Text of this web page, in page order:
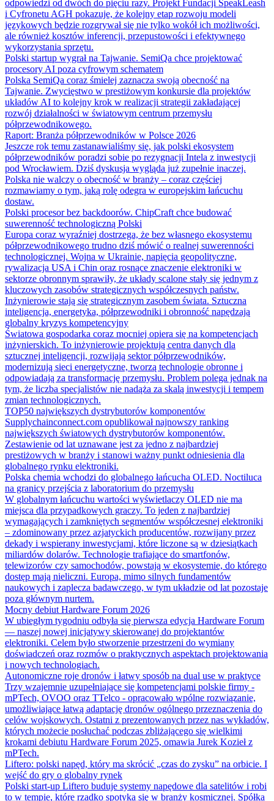
odpowiedzi od dwóch do pięciu razy. Projekt Fundacji SpeakLeash
i Cyfronetu AGH pokazuje, że kolejny etap rozwoju modeli
językowych będzie rozgrywał się nie tylko wokół ich możliwości,
ale również kosztów inferencji, przepustowości i efektywnego
wykorzystania sprzętu.
Polski startup wygrał na Tajwanie. SemiQa chce projektować
procesory AI poza cyfrowym schematem
Polska SemiQa coraz śmielej zaznacza swoją obecność na
Tajwanie. Zwycięstwo w prestiżowym konkursie dla projektów
układów AI to kolejny krok w realizacji strategii zakładającej
rozwój działalności w światowym centrum przemysłu
półprzewodnikowego.
Raport: Branża półprzewodników w Polsce 2026
Jeszcze rok temu zastanawialiśmy się, jak polski ekosystem
półprzewodników poradzi sobie po rezygnacji Intela z inwestycji
pod Wrocławiem. Dziś dyskusja wygląda już zupełnie inaczej.
Polska nie walczy o obecność w branży – coraz częściej
rozmawiamy o tym, jaką rolę odegra w europejskim łańcuchu
dostaw.
Polski procesor bez backdoorów. ChipCraft chce budować
suwerenność technologiczną Polski
Europa coraz wyraźniej dostrzega, że bez własnego ekosystemu
półprzewodnikowego trudno dziś mówić o realnej suwerenności
technologicznej. Wojna w Ukrainie, napięcia geopolityczne,
rywalizacja USA i Chin oraz rosnące znaczenie elektroniki w
sektorze obronnym sprawiły, że układy scalone stały się jednym z
kluczowych zasobów strategicznych współczesnych państw.
Inżynierowie stają się strategicznym zasobem świata. Sztuczna
inteligencja, energetyka, półprzewodniki i obronność napędzają
globalny kryzys kompetencyjny
Światowa gospodarka coraz mocniej opiera się na kompetencjach
inżynierskich. To inżynierowie projektują centra danych dla
sztucznej inteligencji, rozwijają sektor półprzewodników,
modernizują sieci energetyczne, tworzą technologie obronne i
odpowiadają za transformację przemysłu. Problem polega jednak na
tym, że liczba specjalistów nie nadąża za skalą inwestycji i tempem
zmian technologicznych.
TOP50 największych dystrybutorów komponentów
Supplychainconnect.com opublikował najnowszy ranking
największych światowych dystrybutorów komponentów.
Zestawienie od lat uznawane jest za jedno z najbardziej
prestiżowych w branży i stanowi ważny punkt odniesienia dla
globalnego rynku elektroniki.
Polska chemia wchodzi do globalnego łańcucha OLED. Noctiluca
na granicy przejścia z laboratorium do przemysłu
W globalnym łańcuchu wartości wyświetlaczy OLED nie ma
miejsca dla przypadkowych graczy. To jeden z najbardziej
wymagających i zamkniętych segmentów współczesnej elektroniki
– zdominowany przez azjatyckich producentów, rozwijany przez
dekady i wspierany inwestycjami, które liczone są w dziesiątkach
miliardów dolarów. Technologie trafiające do smartfonów,
telewizorów czy samochodów, powstają w ekosystemie, do którego
dostęp mają nieliczni. Europa, mimo silnych fundamentów
naukowych i zaplecza badawczego, w tym układzie od lat pozostaje
poza głównym nurtem.
Mocny debiut Hardware Forum 2026
W ubiegłym tygodniu odbyła się pierwsza edycja Hardware Forum
— naszej nowej inicjatywy skierowanej do projektantów
elektroniki. Celem było stworzenie przestrzeni do wymiany
doświadczeń oraz rozmów o praktycznych aspektach projektowania
i nowych technologiach.
Autonomiczne roje dronów i łatwy sposób na dual use w praktyce
Trzy wzajemnie uzupełniające się kompetencjami polskie firmy -
mPTech, OVOO oraz TTelco - opracowało wpólne rozwiązanie,
umożliwiające łatwą adaptację dronów ogólnego przeznaczenia do
celów wojskowych. Ostatni z prezentowanych przez nas wykładów,
których możecie posłuchać podczas zbliżającego się wielkimi
krokami debiutu Hardware Forum 2025, omawia Jurek Kozieł z
mPTech.
Liftero: polski napęd, który ma skrócić „czas do zysku” na orbicie. I
wejść do gry o globalny rynek
Polski start-up Liftero buduje systemy napędowe dla satelitów i robi
to w tempie, które rzadko spotyka się w branży kosmicznej. Spółka